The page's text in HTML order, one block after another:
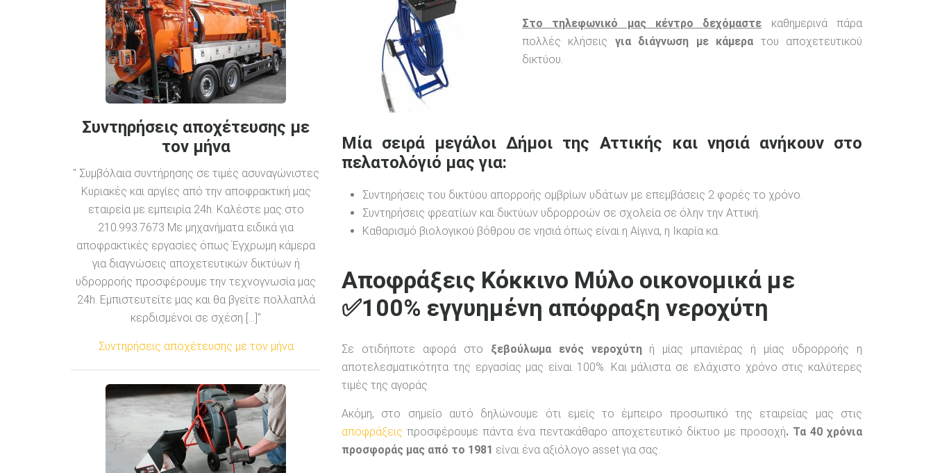
Στο τηλεφωνικό μας κέντρο δεχόμαστε καθημερινά πάρα
πολλές κλήσεις για διάγνωση με κάμερα του αποχετευτικού
δικτύου.
Μία σειρά μεγάλοι Δήμοι της Αττικής και νησιά ανήκουν στο
πελατολόγιό μας για:
Συντηρήσεις του δικτύου απορροής ομβρίων υδάτων με επεμβάσεις 2 φορές το χρόνο.
Συντηρήσεις φρεατίων και δικτύων υδρορροών σε σχολεία σε όλην την Αττική.
Καθαρισμό βιολογικού βόθρου σε νησιά όπως είναι η Αίγινα, η Ικαρία κα.
Αποφράξεις Κόκκινο Μύλο οικονομικά με
✅100% εγγυημένη απόφραξη νεροχύτη
Σε οτιδήποτε αφορά στο ξεβούλωμα ενός νεροχύτηή μίας μπανιέρας ή μίας υδρορροής η
αποτελεσματικότητα της εργασίας μας είναι 100%. Και μάλιστα σε ελάχιστο χρόνο στις καλύτερες
τιμές της αγοράς.
Ακόμη, στο σημείο αυτό δηλώνουμε ότι εμείς το έμπειρο προσωπικό της εταιρείας μας στις
αποφράξεις προσφέρουμε πάντα ένα πεντακάθαρο αποχετευτικό δίκτυο με προσοχή. Τα 40 χρόνια
προσφοράς μας από το 1981 είναι ένα αξιόλογο asset για σας.
Συντηρήσεις αποχέτευσης με
τον μήνα
" Συμβόλαια συντήρησης σε τιμές ασυναγώνιστες
Κυριακές και αργίες από την αποφρακτική μας
εταιρεία με εμπειρία 24h. Καλέστε μας στο
210.993.7673 Με μηχανήματα ειδικά για
αποφρακτικές εργασίες όπως Έγχρωμη κάμερα
για διαγνώσεις αποχετευτικών δικτύων ή
υδρορροής προσφέρουμε την τεχνογνωσία μας
24h. Εμπιστευτείτε μας και θα βγείτε πολλαπλά
κερδισμένοι σε σχέση [...]"
Συντηρήσεις αποχέτευσης με τον μήνα